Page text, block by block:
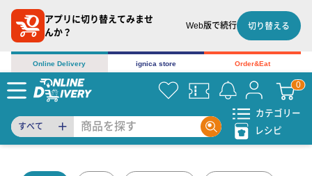
アプリに切り替えてみませ
んか？
Web版で続行 切り替える
Online Delivery ignica store Order&Eat
すべて
カテゴリー
レシピ